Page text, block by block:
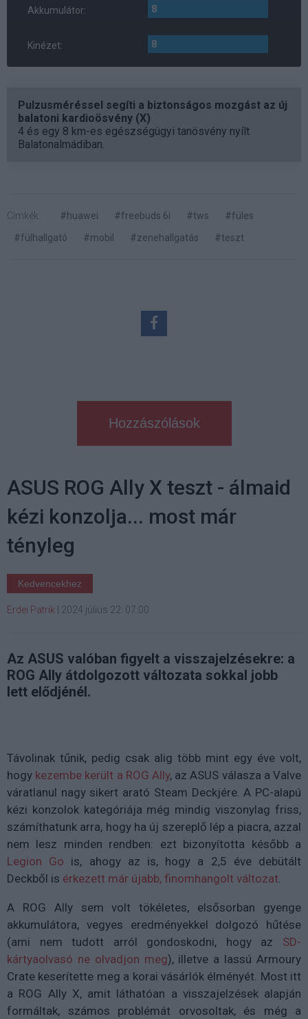
Akkumulátor: 8
Kinézet: 8
Pulzusméréssel segíti a biztonságos mozgást az új
balatoni kardioösvény (X)
4 és egy 8 km-es egészségügyi tanösvény nyílt
Balatonalmádiban.
Címkék: #huawei #freebuds 6i #tws
#füles
#fülhallgató
#mobil #zenehallgatás #teszt
Hozzászólások
ASUS ROG Ally X teszt - álmaid
kézi konzolja... most már
tényleg
Kedvencekhez
Erdei Patrik 2024 július 22. 07:00
Az ASUS valóban figyelt a visszajelzésekre: a
ROG Ally átdolgozott változata sokkal jobb
lett elődjénél.
Távolinak tűnik, pedig csak alig több mint egy éve volt,
hogy kezembe került a ROG Ally, az ASUS válasza a Valve
váratlanul nagy sikert arató Steam Deckjére. A PC-alapú
kézi konzolok kategóriája még mindig viszonylag friss,
számíthatunk arra, hogy ha új szereplő lép a piacra, azzal
nem lesz minden rendben: ezt bizonyította később a
Legion Go is, ahogy az is, hogy a 2,5 éve debütált
Deckből is érkezett már újabb, finomhangolt változat.
A ROG Ally sem volt tökéletes, elsősorban gyenge
akkumulátora, vegyes eredményekkel dolgozó hűtése
(ami nem tudott arról gondoskodni, hogy az SD-
kártyaolvasó ne olvadjon meg), illetve a lassú Armoury
Crate keserítette meg a korai vásárlók élményét. Most itt
a ROG Ally X, amit láthatóan a visszajelzések alapján
formáltak, számos problémát orvosoltak, és még a